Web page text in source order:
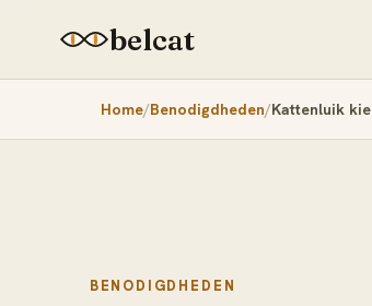
belcat
Home Benodigdheden Kattenluik
BENODIGDHEDEN